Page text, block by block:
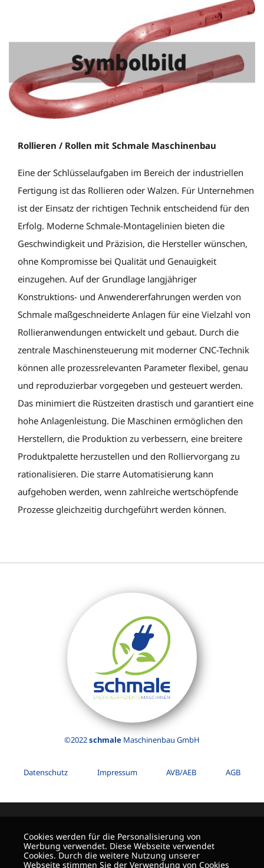
Rollieren / Rollen mit Schmale Maschinenbau
Eine der Schlüsselaufgaben im Bereich der industriellen
Fertigung ist das Rollieren oder Walzen. Für Unternehmen
ist der Einsatz der richtigen Technik entscheidend für den
Erfolg. Moderne Schmale-Montagelinien bieten die
Geschwindigkeit und Präzision, die Hersteller wünschen,
ohne Kompromisse bei Qualität und Genauigkeit
einzugehen. Auf der Grundlage langjähriger
Konstruktions- und Anwendererfahrungen werden von
Schmale maßgeschneiderte Anlagen für eine Vielzahl von
Rollieranwendungen entwickelt und gebaut. Durch die
zentrale Maschinensteuerung mit moderner CNC-Technik
können alle prozessrelevanten Parameter flexibel, genau
und reproduzierbar vorgegeben und gesteuert werden.
Das minimiert die Rüstzeiten drastisch und garantiert eine
hohe Anlagenleistung. Die Maschinen ermöglichen den
Herstellern, die Produktion zu verbessern, eine breitere
Produktpalette herzustellen und den Rolliervorgang zu
rationalisieren. Die starre Automatisierung kann
aufgehoben werden, wenn zahlreiche wertschöpfende
Prozesse gleichzeitig durchgeführt werden können.
©2022schmale Maschinenbau GmbH
Datenschutz Impressum AVB/AEB AGB
Cookies werden für die Personalisierung von
Werbung verwendet. Diese Webseite verwendet
Cookies. Durch die weitere Nutzung unserer
Webseite stimmen Sie der Verwendung von Cookies